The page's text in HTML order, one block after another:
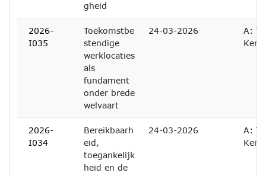
gheid
2026-
I035
Toekomstbe
stendige
werklocaties
als
fundament
onder brede
welvaart
24-03-2026
A:
2026-
I034
Bereikbaarh
eid,
toegankelijk
heid en de
24-03-2026
A: